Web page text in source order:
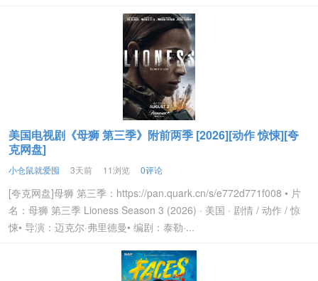
美国电视剧《母狮 第三季》附前两季 [2026][动作 惊悚][夸
克网盘]
小仓鼠就爱囤 3天前 11浏览 0评论
[夸克网盘]母狮 第三季：https://pan.quark.cn/s/e772d771f008 • 片
名：母狮 第三季 Lioness Season 3 (2026) · 美国 · 剧情 / 动作 / 惊
悚• 导演：迈克尔·弗里德曼• 编剧：泰勒·...